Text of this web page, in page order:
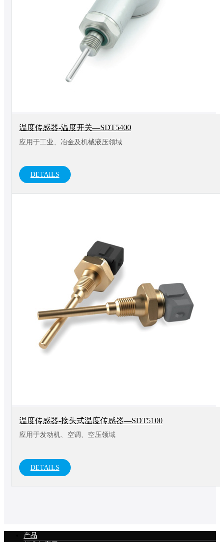
温度传感器-温度开关—SDT5400
应用于工业、冶金及机械液压领域
DETAILS
温度传感器-接头式温度传感器—SDT5100
应用于发动机、空调、空压领域
DETAILS
产品